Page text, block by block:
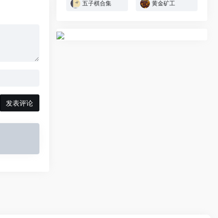
发表评论
五子棋合集 黄金矿工